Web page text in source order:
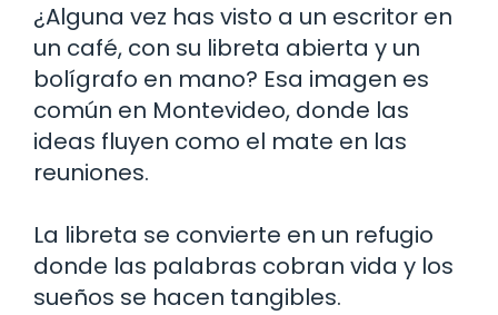
¿Alguna vez has visto a un escritor en
un café, con su libreta abierta y un
bolígrafo en mano? Esa imagen es
común en Montevideo, donde las
ideas fluyen como el mate en las
reuniones.
La libreta se convierte en un refugio
donde las palabras cobran vida y los
sueños se hacen tangibles.